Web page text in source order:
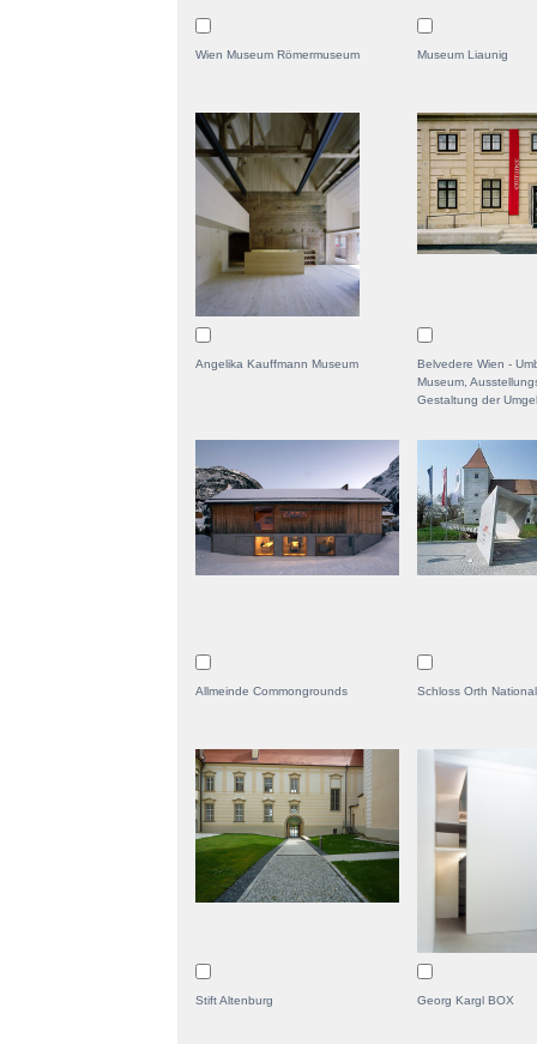
Wien Museum Römermuseum Museum Liaunig
Angelika Kauffmann Museum
Belvedere Wien -
Museum,
Gestaltung der
Allmeinde Commongrounds Schloss Orth
Stift Altenburg Georg Kargl BOX